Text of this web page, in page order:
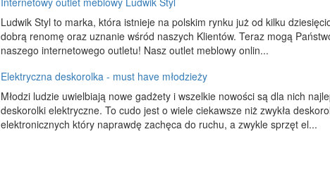
Ludwik Styl to marka, która istnieje na polskim rynku już od kilku
dobrą renomę oraz uznanie wśród naszych Klientów. Teraz mogą
naszego internetowego outletu! Nasz outlet meblowy onlin...
Elektryczna deskorolka - must have młodzieży
Młodzi ludzie uwielbiają nowe gadżety i wszelkie nowości są dla nich
deskorolki elektryczne. To cudo jest o wiele ciekawsze niż zwykła
elektronicznych który naprawdę zachęca do ruchu, a zwykle sprzęt el...